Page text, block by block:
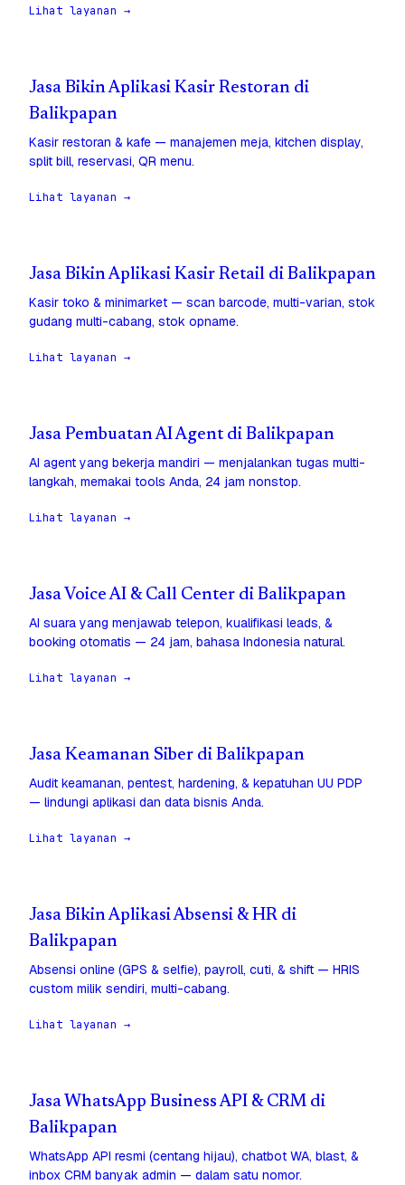
Lihat layanan →
Jasa Bikin Aplikasi Kasir Restoran di
Balikpapan
Kasir restoran & kafe — manajemen meja, kitchen display,
split bill, reservasi, QR menu.
Lihat layanan →
Jasa Bikin Aplikasi Kasir Retail di Balikpapan
Kasir toko & minimarket — scan barcode, multi-varian, stok
gudang multi-cabang, stok opname.
Lihat layanan →
Jasa Pembuatan AI Agent di Balikpapan
AI agent yang bekerja mandiri — menjalankan tugas multi-
langkah, memakai tools Anda, 24 jam nonstop.
Lihat layanan →
Jasa Voice AI & Call Center di Balikpapan
AI suara yang menjawab telepon, kualifikasi leads, &
booking otomatis — 24 jam, bahasa Indonesia natural.
Lihat layanan →
Jasa Keamanan Siber di Balikpapan
Audit keamanan, pentest, hardening, & kepatuhan UU PDP
— lindungi aplikasi dan data bisnis Anda.
Lihat layanan →
Jasa Bikin Aplikasi Absensi & HR di
Balikpapan
Absensi online (GPS & selfie), payroll, cuti, & shift — HRIS
custom milik sendiri, multi-cabang.
Lihat layanan →
Jasa WhatsApp Business API & CRM di
Balikpapan
WhatsApp API resmi (centang hijau), chatbot WA, blast, &
inbox CRM banyak admin — dalam satu nomor.